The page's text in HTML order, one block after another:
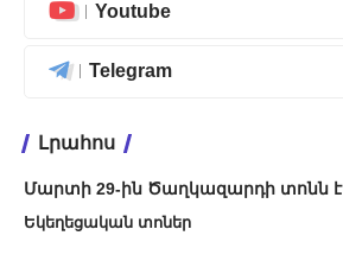
Youtube
Telegram
Լրահոս
Մարտի 29-ին Ծաղկազարդի տոնն է
Եկեղեցական տոներ